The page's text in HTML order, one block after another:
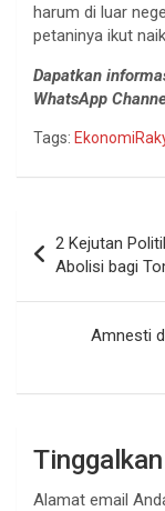
harum di luar
petaninya ikut
Dapatkan
WhatsApp
Tags:
pos
2 Kejutan
Abolisi bagi
Amnesti
Alamat email